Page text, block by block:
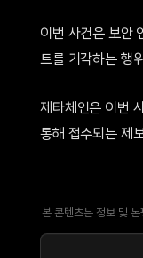
이번 사건은 보안
트를 기각하는 행
제타체인은 이번
통해 접수되는 제
본 콘텐츠는 정보 및